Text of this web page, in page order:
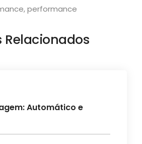
,performance
Relacionados
Automático e